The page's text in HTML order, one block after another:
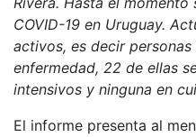
COVID-19 en Uruguay.
activos, es decir
enfermedad, 22 de ellas
intensivos y ninguna en
El informe presenta al